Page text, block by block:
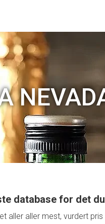
database for det
aller aller mest, vurdert